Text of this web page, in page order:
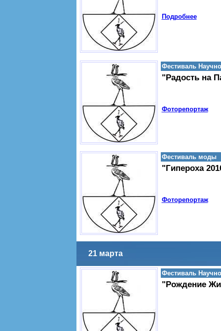
Подробнее
Фестиваль
"Радость на
Фоторепортаж
Фестиваль моды
"Гипероха
Фоторепортаж
21 марта
Фестиваль
"Рождение